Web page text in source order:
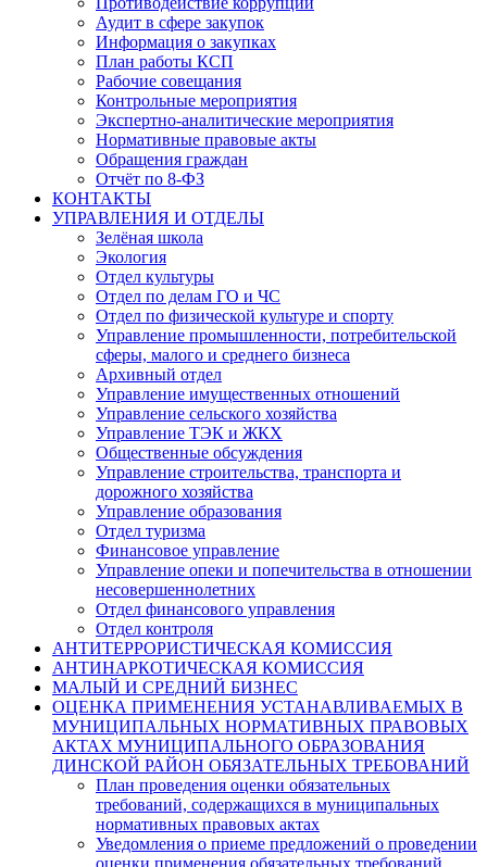
Аудит в сфере закупок
Информация о закупках
План работы КСП
Рабочие совещания
Контрольные мероприятия
Экспертно-аналитические мероприятия
Нормативные правовые акты
Обращения граждан
Отчёт по 8-ФЗ
КОНТАКТЫ
УПРАВЛЕНИЯ И ОТДЕЛЫ
Зелёная школа
Экология
Отдел культуры
Отдел по делам ГО и ЧС
Отдел по физической культуре и спорту
Управление промышленности, потребительской
сферы, малого и среднего бизнеса
Архивный отдел
Управление имущественных отношений
Управление сельского хозяйства
Управление ТЭК и ЖКХ
Общественные обсуждения
Управление строительства, транспорта и
дорожного хозяйства
Управление образования
Отдел туризма
Финансовое управление
Управление опеки и попечительства в отношении
несовершеннолетних
Отдел финансового управления
Отдел контроля
АНТИТЕРРОРИСТИЧЕСКАЯ КОМИССИЯ
АНТИНАРКОТИЧЕСКАЯ КОМИССИЯ
МАЛЫЙ И СРЕДНИЙ БИЗНЕС
ОЦЕНКА ПРИМЕНЕНИЯ УСТАНАВЛИВАЕМЫХ В
МУНИЦИПАЛЬНЫХ НОРМАТИВНЫХ ПРАВОВЫХ
АКТАХ МУНИЦИПАЛЬНОГО ОБРАЗОВАНИЯ
ДИНСКОЙ РАЙОН ОБЯЗАТЕЛЬНЫХ ТРЕБОВАНИЙ
План проведения оценки обязательных
требований, содержащихся в муниципальных
нормативных правовых актах
Уведомления о приеме предложений о проведении
оценки применения обязательных требований,